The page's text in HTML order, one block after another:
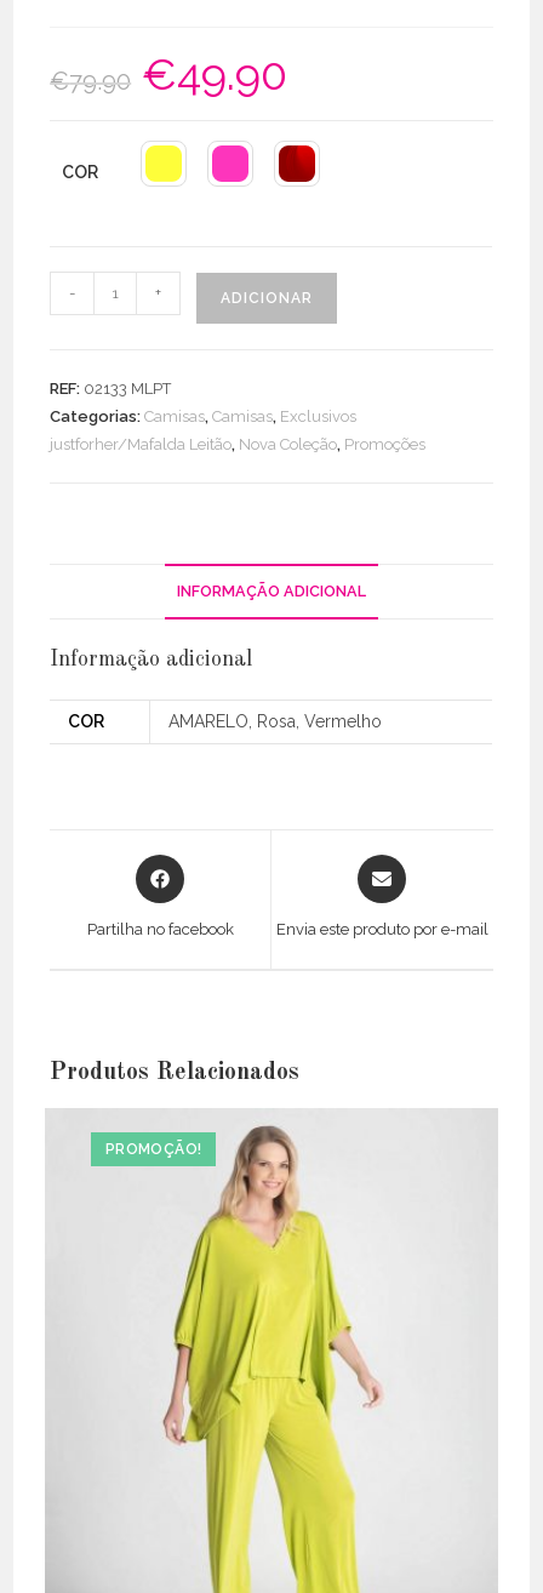
€79.90
O
preço
original
€49.90
COR
de
Exclusiva
Mafalda
- + ADICIONAR
REF: 02133 MLPT
Categorias:Camisas,Camisas, Exclusivos
justforher/Mafalda Leitão, Nova Coleção, Promoções
INFORMAÇÃO ADICIONAL
Informação adicional
COR AMARELO, Rosa, Vermelho
Opens
in
Partilha no facebook
Opens
in
Envia este produto por e-mail
Produtos Relacionados
PROMOÇÃO!